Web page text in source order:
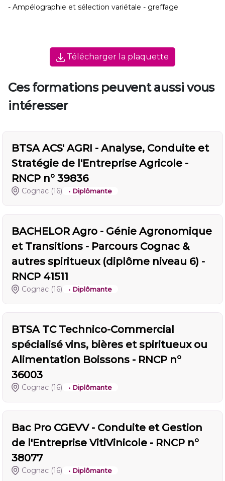
- Ampélographie et sélection variétale - greffage
Télécharger la plaquette
Ces formations peuvent aussi vous
intéresser
BTSA ACS' AGRI - Analyse, Conduite et
Stratégie de l'Entreprise Agricole -
RNCP n° 39836
Cognac (16) • Diplômante
BACHELOR Agro - Génie Agronomique
et Transitions - Parcours Cognac &
autres spiritueux (diplôme niveau 6) -
RNCP 41511
Cognac (16) • Diplômante
BTSA TC Technico-Commercial
spécialisé vins, bières et spiritueux ou
Alimentation Boissons - RNCP n°
36003
Cognac (16) • Diplômante
Bac Pro CGEVV - Conduite et Gestion
de l'Entreprise VitiVinicole - RNCP n°
38077
Cognac (16) • Diplômante